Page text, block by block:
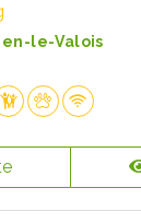
le-Valois